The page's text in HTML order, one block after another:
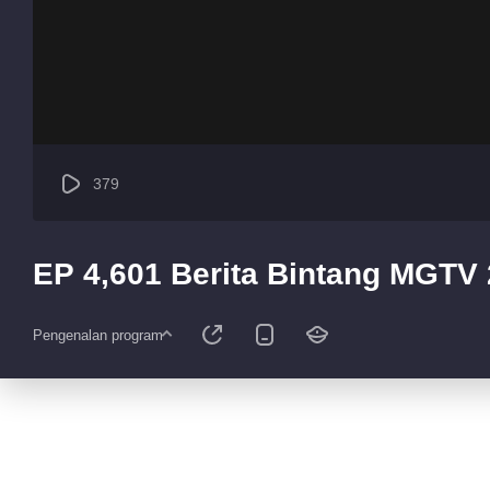
379
EP 4,601 Berita Bintang MGTV
Pengenalan program